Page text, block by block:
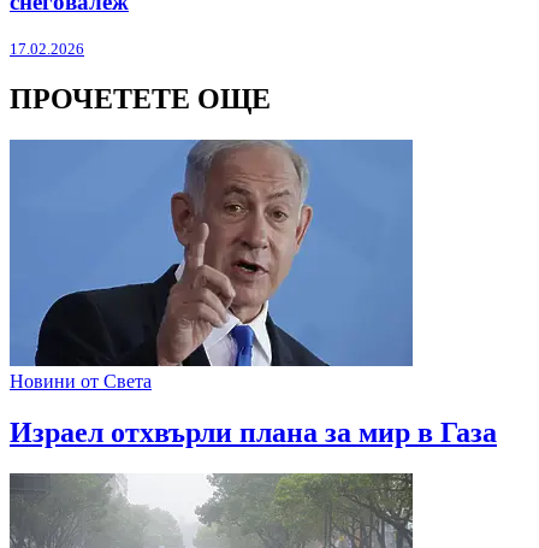
17.02.2026
ПРОЧЕТЕТЕ ОЩЕ
Новини от Света
Израел отхвърли плана за мир в Газа